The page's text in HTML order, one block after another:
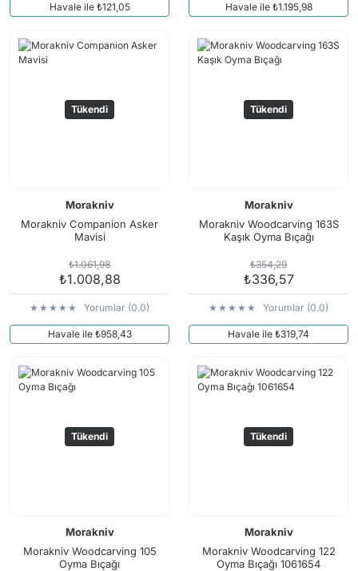
Havale ile ₺121,05 Havale ile ₺1.195,98
Tükendi
Morakniv
Morakniv Companion Asker
Mavisi
₺1.061,98
₺1.008,88
Yorumlar (0.0)
Havale ile ₺958,43
Tükendi
Morakniv
Morakniv Woodcarving 163S
Kaşık Oyma Bıçağı
₺354,29
₺336,57
Yorumlar (0.0)
Havale ile ₺319,74
Tükendi
Morakniv
Morakniv Woodcarving 105
Oyma Bıçağı
Tükendi
Morakniv
Morakniv Woodcarving 122
Oyma Bıçağı 1061654